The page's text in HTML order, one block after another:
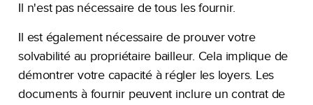
Il n'est pas nécessaire de tous les fournir.
Il est également nécessaire de prouver votre
solvabilité au propriétaire bailleur. Cela implique de
démontrer votre capacité à régler les loyers. Les
documents à fournir peuvent inclure un contrat de